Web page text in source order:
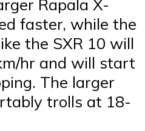
Rapala X-
faster, while the
the SXR 10 will
hr and will start
The larger
trolls at 18-